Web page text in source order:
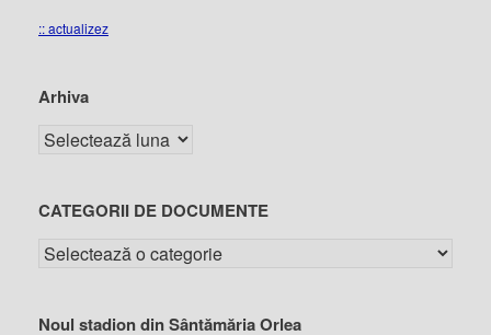
:: actualizez
Arhiva
CATEGORII DE DOCUMENTE
Noul stadion din Sântămăria Orlea